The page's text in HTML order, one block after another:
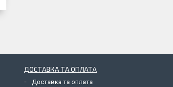
ДОСТАВКА ТА ОПЛАТА
Доставка та оплата